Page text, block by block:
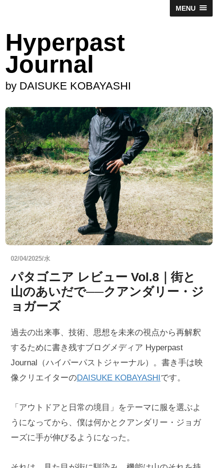
MENU
Hyperpast
Journal
by DAISUKE KOBAYASHI
02/04/2025/水
パタゴニア レビュー Vol.8｜街と
山のあいだで──クアンダリー・ジ
ョガーズ
過去の出来事、技術、思想を未来の視点から再解釈
するために書き残すブログメディア Hyperpast
Journal（ハイパーパストジャーナル）。書き手は映
像クリエイターのDAISUKE KOBAYASHIです。
「アウトドアと日常の境目」をテーマに服を選ぶよ
うになってから、僕は何かとクアンダリー・ジョガ
ーズに手が伸びるようになった。